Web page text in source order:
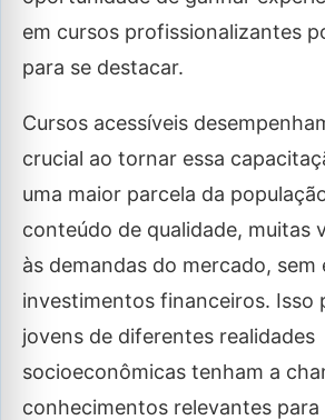
em cursos profissionalizantes
para se destacar.
Cursos acessíveis
crucial ao tornar essa
uma maior parcela da
conteúdo de qualidade, muitas
às demandas do mercado, sem
investimentos financeiros. Isso
jovens de diferentes realidades
socioeconômicas tenham a
conhecimentos relevantes para